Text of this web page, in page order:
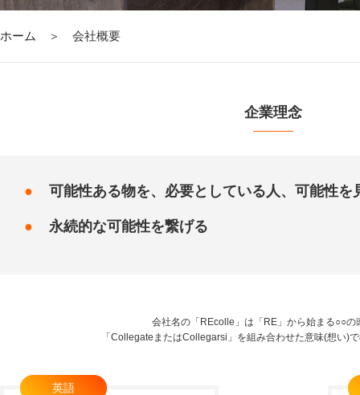
ホーム ＞ 会社概要
企業理念
● 可能性ある物を、必要としている人、可能性を
● 永続的な可能性を繋げる
会社名の「REcolle」は「RE」から始まる○○の
「CollegateまたはCollegarsi」を組み合わせた意味(想い)
英語